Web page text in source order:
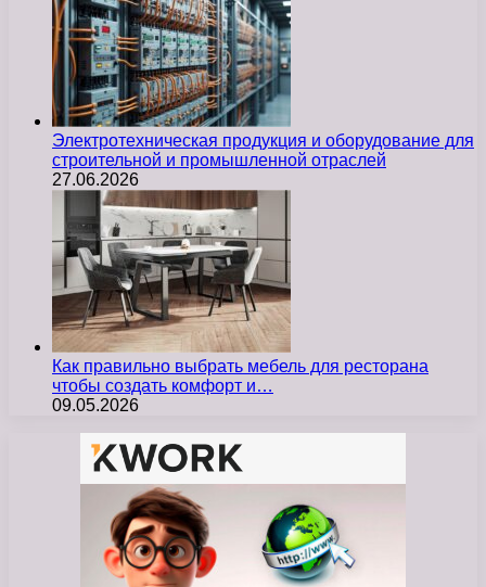
Электротехническая продукция и оборудование для
строительной и промышленной отраслей
27.06.2026
Как правильно выбрать мебель для ресторана
чтобы создать комфорт и…
09.05.2026